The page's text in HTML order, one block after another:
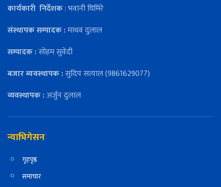
कार्यकारी निर्देशक: भवानी घिमिरे
संस्थापक सम्पादक :माधव दुलाल
सम्पादक :सोहम सुवेदी
बजार ब्यवस्थापक :सुदिप सत्याल (9861629077)
व्यवस्थापक :अर्जुन दुलाल
न्याभिगेसन
गृहपृष्ठ
समाचार